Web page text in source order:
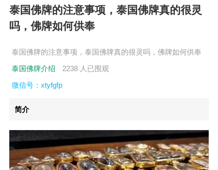
泰国佛牌的注意事项，泰国佛牌真的很灵
吗，佛牌如何供奉
泰国佛牌的注意事项，泰国佛牌真的很灵吗，佛牌如何供奉
泰国佛牌介绍
2238 人已围观
微信号：xtyfgfp
简介